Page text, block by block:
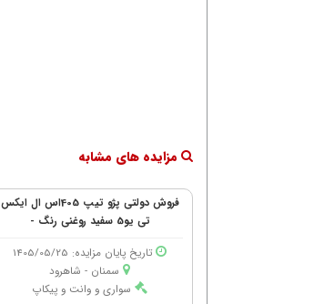
مزایده های مشابه
فروش دولتی پژو تیپ 405اس ال ایکس
تی یو5 سفید روغنی رنگ -
تاریخ پایان مزایده: 1405/05/25
سمنان - شاهرود
سواری و وانت و پیکاپ